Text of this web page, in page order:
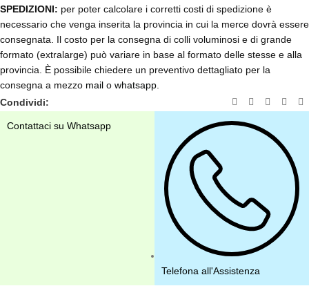
SPEDIZIONI: per poter calcolare i corretti costi di spedizione è
necessario che venga inserita la provincia in cui la merce dovrà essere
consegnata. Il costo per la consegna di colli voluminosi e di grande
formato (extralarge) può variare in base al formato delle stesse e alla
provincia. È possibile chiedere un preventivo dettagliato per la
consegna a mezzo mail o whatsapp
Condividi:
Contattaci su Whatsapp
Telefona all'Assistenza